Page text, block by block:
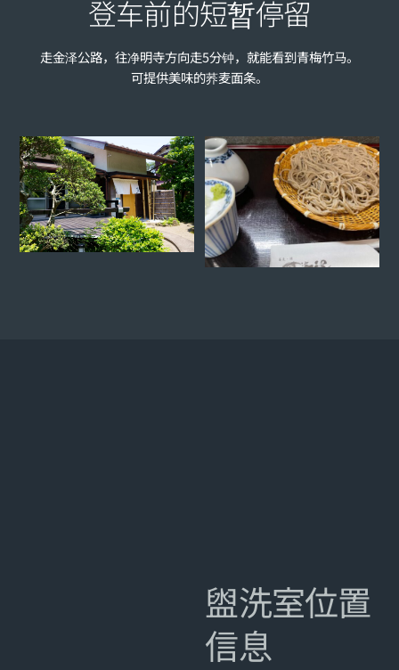
登车前的短暂停留
走金泽公路，往净明寺方向走5分钟，就能看到青梅竹马。
可提供美味的荞麦面条。
盥洗室位置
信息